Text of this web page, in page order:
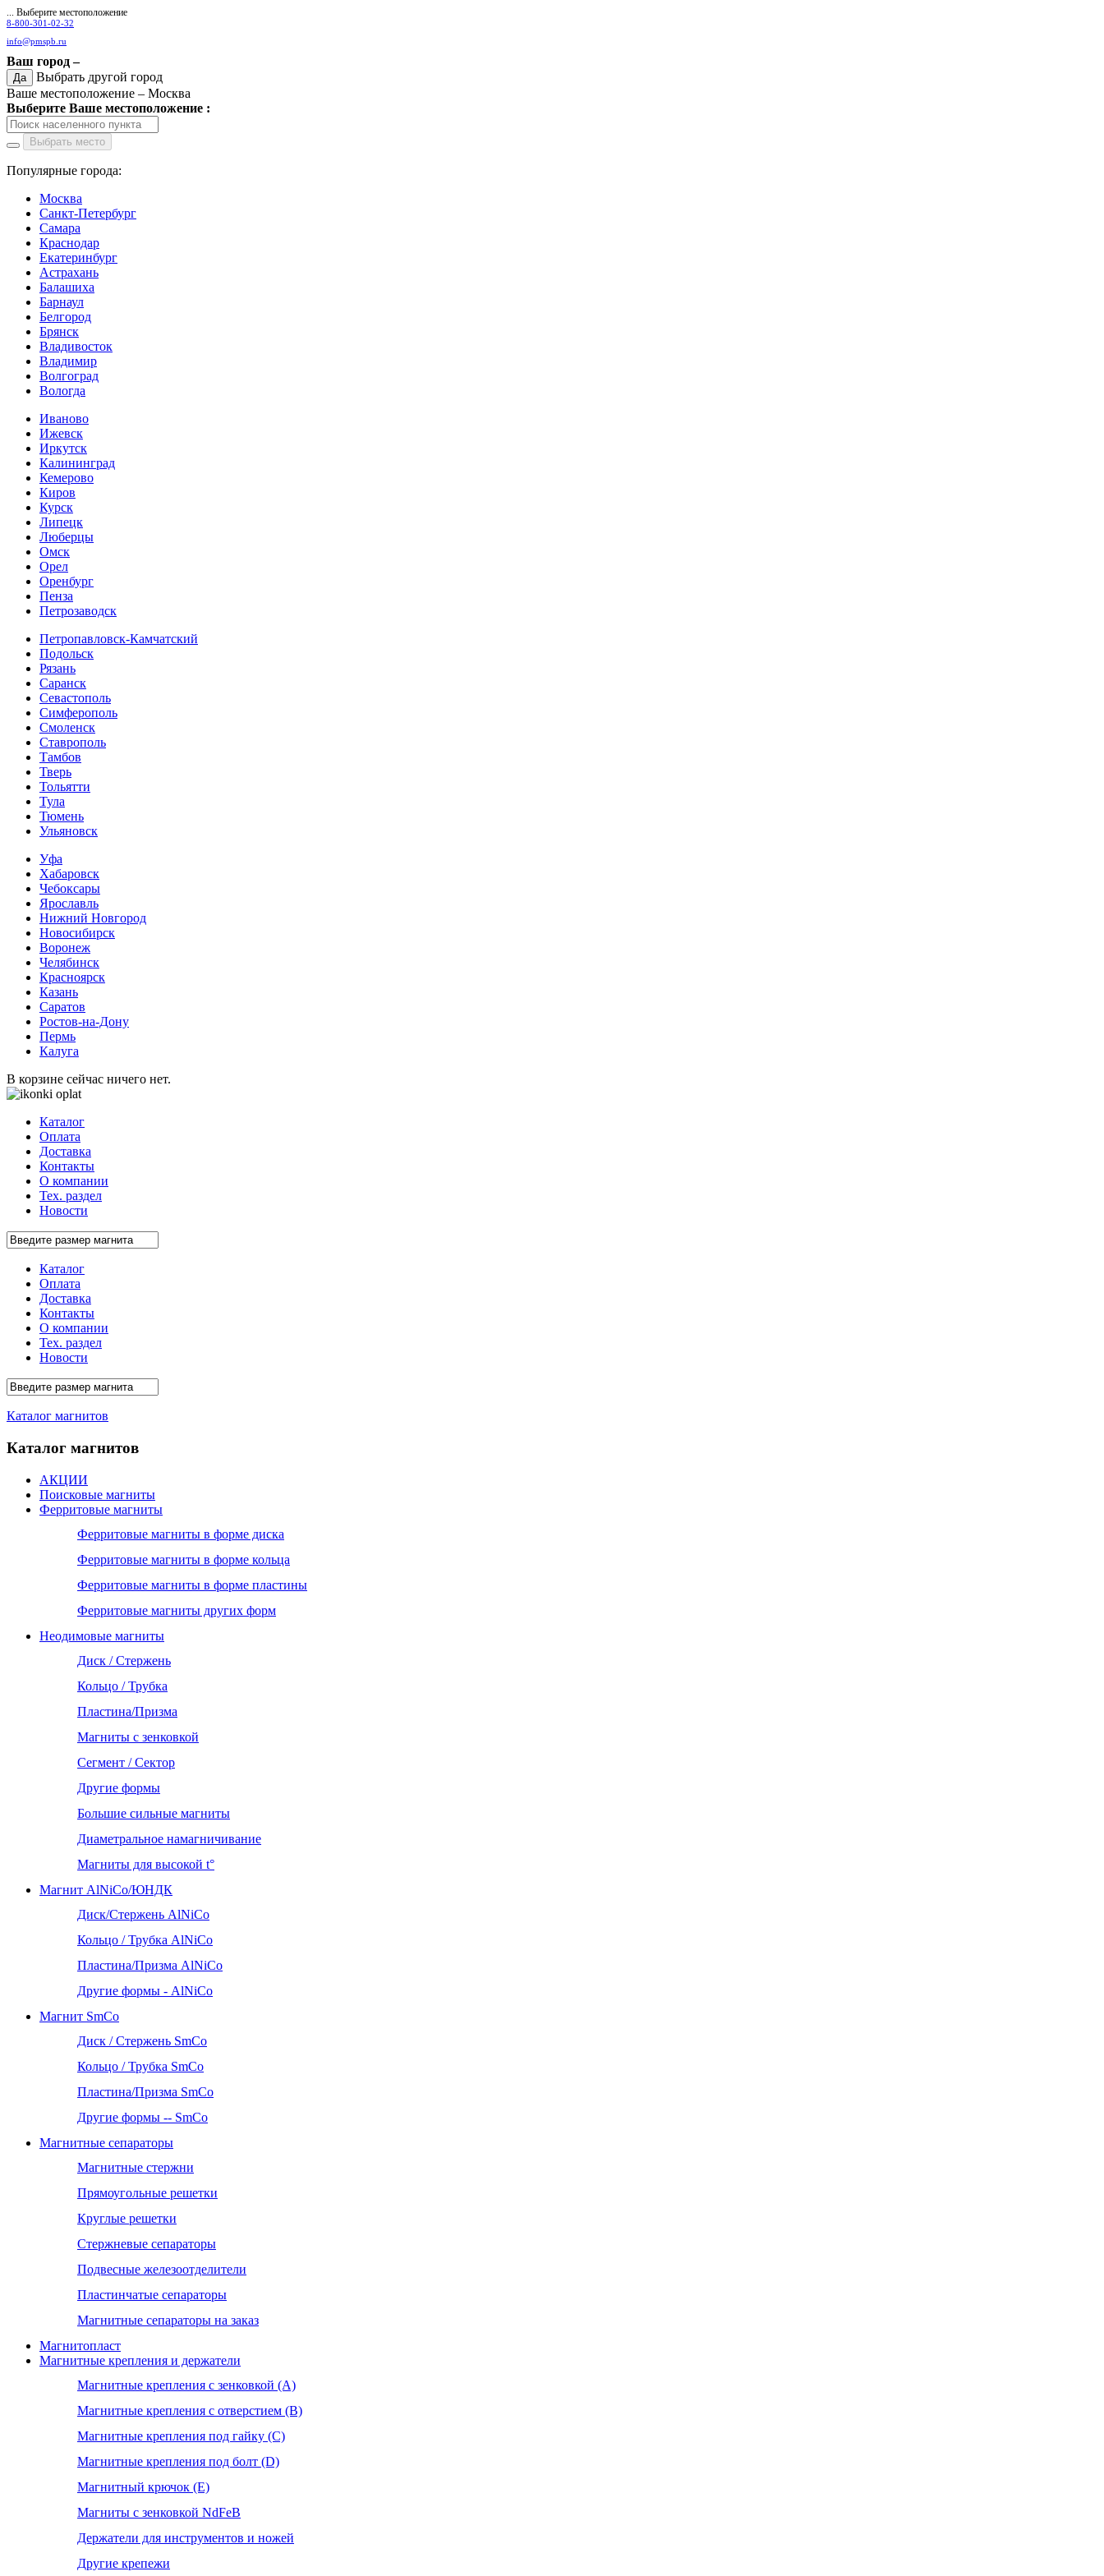
... Выберите местоположение
8-800-301-02-32
info@pmspb.ru
Ваш город –
Да
Выбрать другой город
Ваше местоположение – Москва
Выберите Ваше местоположение :
Выбрать место
Популярные города:
Москва
Санкт-Петербург
Самара
Краснодар
Екатеринбург
Астрахань
Балашиха
Барнаул
Белгород
Брянск
Владивосток
Владимир
Волгоград
Вологда
Иваново
Ижевск
Иркутск
Калининград
Кемерово
Киров
Курск
Липецк
Люберцы
Омск
Орел
Оренбург
Пенза
Петрозаводск
Петропавловск-Камчатский
Подольск
Рязань
Саранск
Севастополь
Симферополь
Смоленск
Ставрополь
Тамбов
Тверь
Тольятти
Тула
Тюмень
Ульяновск
Уфа
Хабаровск
Чебоксары
Ярославль
Нижний Новгород
Новосибирск
Воронеж
Челябинск
Красноярск
Казань
Саратов
Ростов-на-Дону
Пермь
Калуга
В корзине сейчас ничего нет.
Каталог
Оплата
Доставка
Контакты
О компании
Тех. раздел
Новости
Каталог
Оплата
Доставка
Контакты
О компании
Тех. раздел
Новости
Каталог магнитов
Каталог магнитов
АКЦИИ
Поисковые магниты
Ферритовые магниты
Ферритовые магниты в форме диска
Ферритовые магниты в форме кольца
Ферритовые магниты в форме пластины
Ферритовые магниты других форм
Неодимовые магниты
Диск / Стержень
Кольцо / Трубка
Пластина/Призма
Магниты с зенковкой
Сегмент / Сектор
Другие формы
Большие сильные магниты
Диаметральное намагничивание
Магниты для высокой t°
Магнит AlNiCo/ЮНДК
Диск/Стержень AlNiCo
Кольцо / Трубка AlNiCo
Пластина/Призма AlNiCo
Другие формы - AlNiCo
Магнит SmCo
Диск / Стержень SmCo
Кольцо / Трубка SmCo
Пластина/Призма SmCo
Другие формы -- SmCo
Магнитные сепараторы
Магнитные стержни
Прямоугольные решетки
Круглые решетки
Стержневые сепараторы
Подвесные железоотделители
Пластинчатые сепараторы
Магнитные сепараторы на заказ
Магнитопласт
Магнитные крепления и держатели
Магнитные крепления с зенковкой (А)
Магнитные крепления с отверстием (В)
Магнитные крепления под гайку (С)
Магнитные крепления под болт (D)
Магнитный крючок (Е)
Магниты с зенковкой NdFeB
Держатели для инструментов и ножей
Другие крепежи